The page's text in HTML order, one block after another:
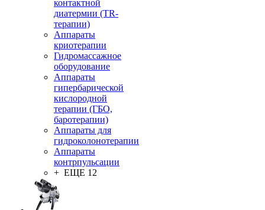
контактной
диатермии (TR-
терапии)
Аппараты
криотерапии
Гидромассажное
оборудование
Аппараты
гипербарической
кислородной
терапии (ГБО,
баротерапии)
Аппараты для
гидроколонотерапии
Аппараты
контрпульсации
+ ЕЩЕ 12